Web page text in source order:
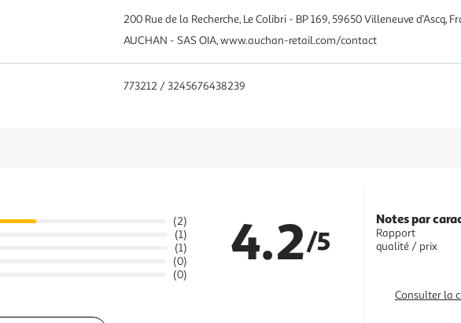
200 Rue de la Recherche, Le Colibri - BP 169, 59650 Villeneuve d’Ascq,
AUCHAN - SAS OIA, www.auchan-retail.com/contact
773212 / 3245676438239
(2)
(1)
(1)
(0)
(0)
4.2/5
Notes par
Rapport
qualité / prix
Consulter la